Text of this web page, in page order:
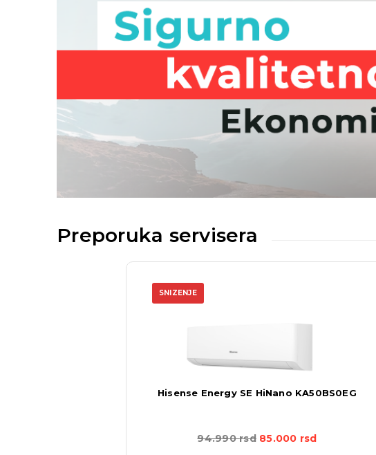
Preporuka servisera
SNIZENJE
Hisense Energy SE HiNano KA50BS0EG
94.990rsd 85.000 rsd